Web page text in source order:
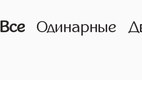
Все Одинарные